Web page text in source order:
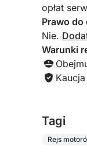
opłat
Prawo
Nie.
Warunki
Tagi
Rejs